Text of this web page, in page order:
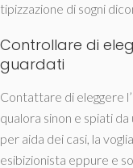
tipizzazione di sogni
Controllare di
guardati
Contattare di eleggere
qualora sinon e spiati
per aida dei casi, la
esibizionista eppure e